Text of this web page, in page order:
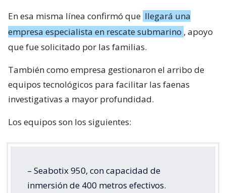
En esa misma línea confirmó que llegará una
empresa especialista en rescate submarino , apoyo
que fue solicitado por las familias.
También como empresa gestionaron el arribo de
equipos tecnológicos para facilitar las faenas
investigativas a mayor profundidad.
Los equipos son los siguientes:
– Seabotix 950, con capacidad de
inmersión de 400 metros efectivos.